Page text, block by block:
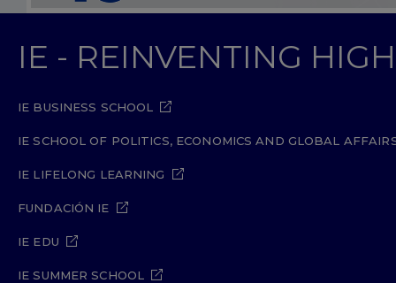
IE - REINVENTING
IE BUSINESS SCHOOL
IE SCHOOL OF POLITICS, ECONOMICS AND GLOBAL
IE LIFELONG LEARNING
FUNDACIÓN IE
IE EDU
IE SUMMER SCHOOL